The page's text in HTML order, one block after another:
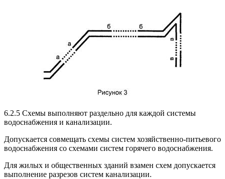
6.2.5 Схемы выполняют раздельно для каждой системы
водоснабжения и канализации.
Допускается совмещать схемы систем хозяйственно-питьевого
водоснабжения со схемами систем горячего водоснабжения.
Для жилых и общественных зданий взамен схем допускается
выполнение разрезов систем канализации.